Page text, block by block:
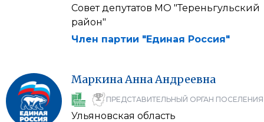
Совет депутатов МО "Тереньгульский
район"
Член партии "Единая Россия"
МаркинаАннаАндреевна
ПРЕДСТАВИТЕЛЬНЫЙ ОРГАН ПОСЕЛЕНИЯ
Ульяновская область